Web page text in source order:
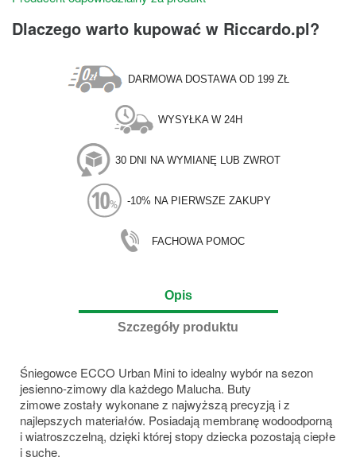
Dlaczego warto kupować w Riccardo.pl?
DARMOWA DOSTAWA OD 199 ZŁ
WYSYŁKA W 24H
30 DNI NA WYMIANĘ LUB ZWROT
-10% NA PIERWSZE ZAKUPY
FACHOWA POMOC
Opis
Szczegóły produktu
Śniegowce ECCO Urban Mini to idealny wybór na sezon
jesienno-zimowy dla każdego Malucha. Buty
zimowe zostały wykonane z najwyższą precyzją i z
najlepszych materiałów. Posiadają membranę wodoodporną
i wiatroszczelną, dzięki której stopy dziecka pozostają ciepłe
i suche.